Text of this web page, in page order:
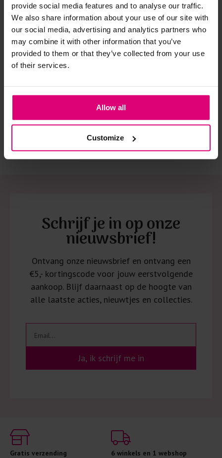
provide social media features and to analyse our traffic.
We also share information about your use of our site with
our social media, advertising and analytics partners who
may combine it with other information that you’ve
provided to them or that they’ve collected from your use
of their services.
Allow all
Customize
Strijkijzer/droogtrommel:
Kledingstukken met elastine zijn niet bestand tegen de hitte
van het strijkijzer en/of de droogtrommel. Ook in veel
spijkerbroeken is elastine (stretch) verwerkt en mogen dus
Twijfels? Wij staan klaar voor advies op maat.
Neo noir
€ 69,99
Schrijf je in op onze
nieuwsbrief!
Ontvang onze nieuwsbrief en ontvang een
€5,- kortingscode voor jouw eerstvolgende
aankoop. Blijf daarnaast op de hoogte van
alle laatste acties, nieuwtjes en collecties.
Ja, ik schrijf me in
Gratis verzending
6 winkels en 1 webshop